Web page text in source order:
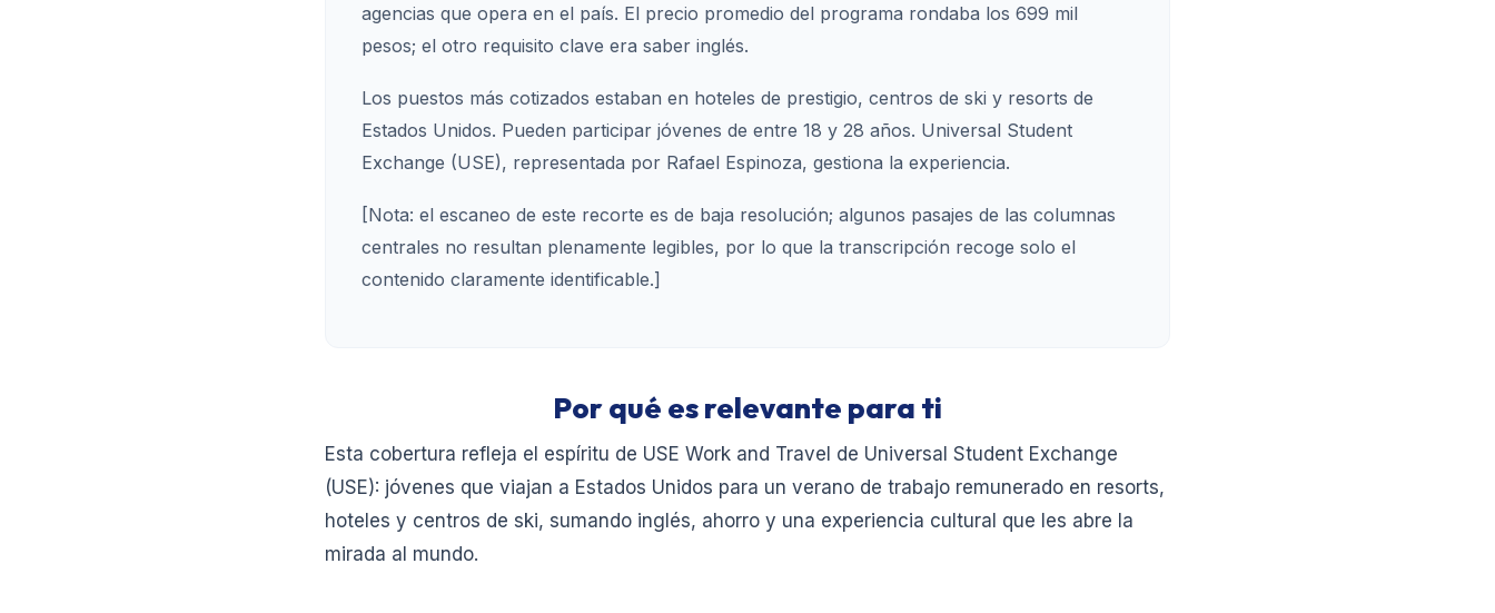
agencias que opera en el país. El precio promedio del programa rondaba los 699 mil
pesos; el otro requisito clave era saber inglés.
Los puestos más cotizados estaban en hoteles de prestigio, centros de ski y resorts de
Estados Unidos. Pueden participar jóvenes de entre 18 y 28 años. Universal Student
Exchange (USE), representada por Rafael Espinoza, gestiona la experiencia.
[Nota: el escaneo de este recorte es de baja resolución; algunos pasajes de las columnas
centrales no resultan plenamente legibles, por lo que la transcripción recoge solo el
contenido claramente identificable.]
Por qué es relevante para ti
Esta cobertura refleja el espíritu de USE Work and Travel de Universal Student Exchange
(USE): jóvenes que viajan a Estados Unidos para un verano de trabajo remunerado en resorts,
hoteles y centros de ski, sumando inglés, ahorro y una experiencia cultural que les abre la
mirada al mundo.